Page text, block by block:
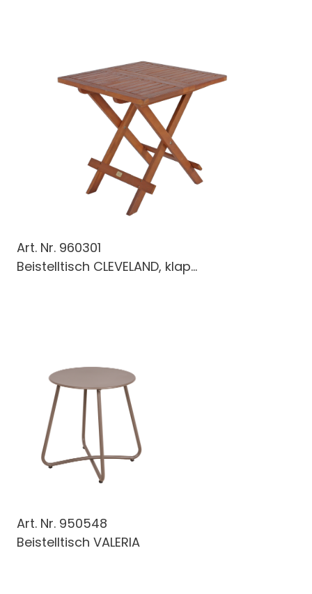
Art. Nr. 960301
Beistelltisch CLEVELAND, klap...
Art. Nr. 950548
Beistelltisch VALERIA